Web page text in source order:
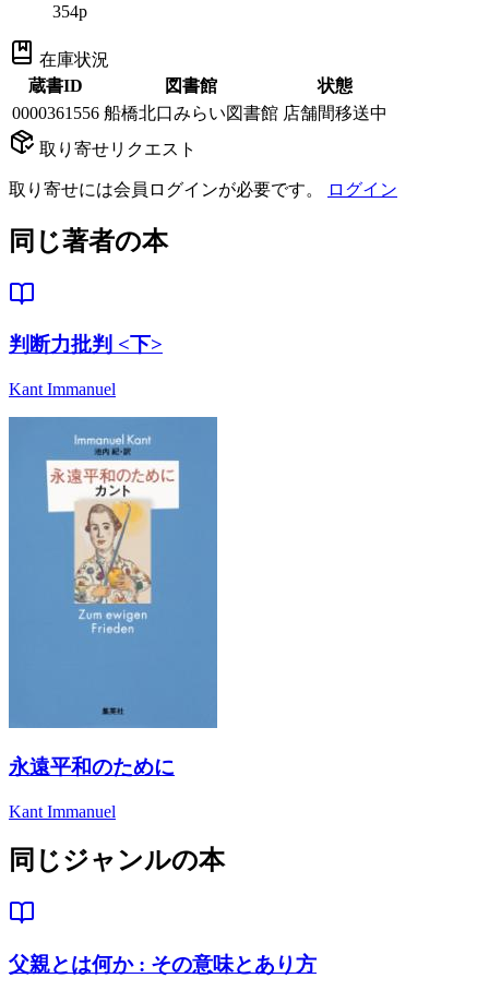
354p
在庫状況
蔵書ID
図書館
状態
0000361556 船橋北口みらい図書館 店舗間移送中
取り寄せリクエスト
取り寄せには会員ログインが必要です。 ログイン
同じ著者の本
判断力批判 <下>
Kant Immanuel
永遠平和のために
Kant Immanuel
同じジャンルの本
父親とは何か : その意味とあり方